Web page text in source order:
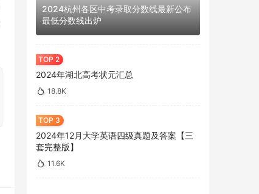
2024杭州各区中考录取分数线最新公布
最低分数线出炉
2024年湖北高考状元汇总
18.8K
2024年12月大学英语四级真题及答案【三
套完整版】
11.6K